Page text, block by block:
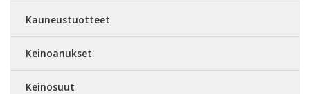
Kauneustuotteet
Keinoanukset
Keinosuut